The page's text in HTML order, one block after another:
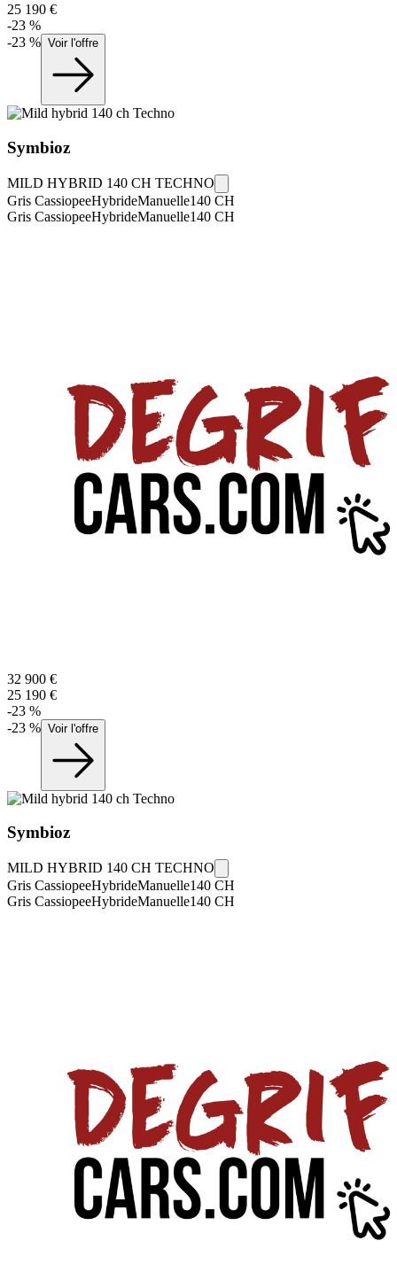
25 190 €
-23 %
-23 % Voir l'offre
Symbioz
MILD HYBRID 140 CH TECHNO
Gris CassiopeeHybrideManuelle140 CH
Gris CassiopeeHybrideManuelle140 CH
32 900 €
25 190 €
-23 %
-23 % Voir l'offre
Symbioz
MILD HYBRID 140 CH TECHNO
Gris CassiopeeHybrideManuelle140 CH
Gris CassiopeeHybrideManuelle140 CH